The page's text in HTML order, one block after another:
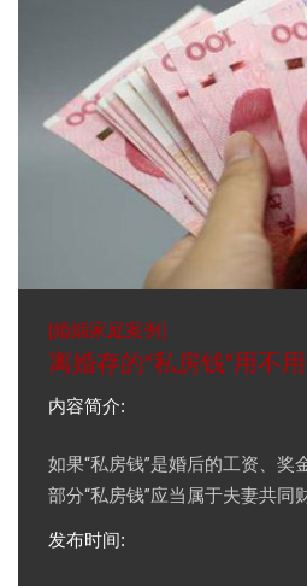
[婚姻家庭案例]
离婚存的“私房钱”用不
内容简介:
如果“私房钱”是婚后的工资、奖
部分“私房钱”应当属于夫妻共同
发布时间: